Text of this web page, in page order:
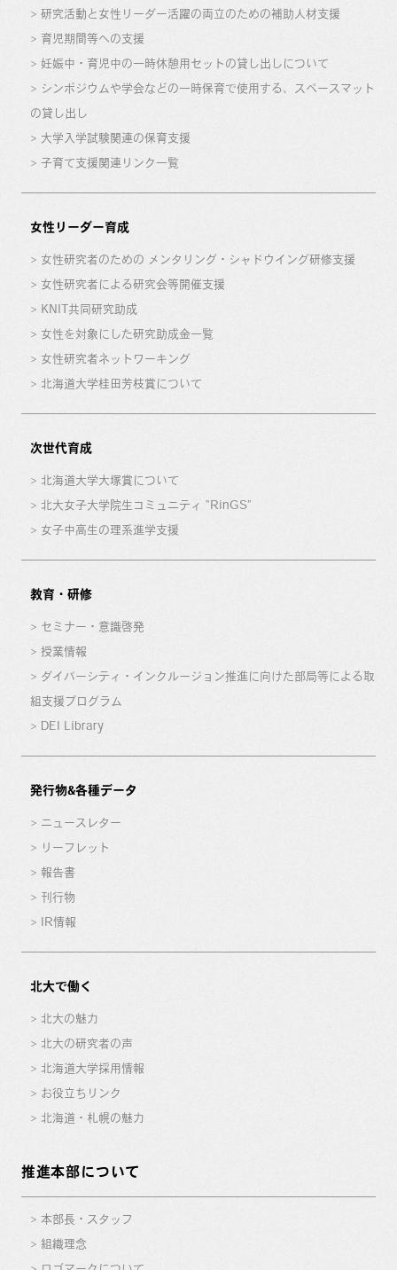
研究活動と女性リーダー活躍の両立のための補助人材支援
育児期間等への支援
妊娠中・育児中の一時休憩用セットの貸し出しについて
シンポジウムや学会などの一時保育で使用する、スペースマット
の貸し出し
大学入学試験関連の保育支援
子育て支援関連リンク一覧
女性リーダー育成
女性研究者のための メンタリング・シャドウイング研修支援
女性研究者による研究会等開催支援
KNIT共同研究助成
女性を対象にした研究助成金一覧
女性研究者ネットワーキング
北海道大学桂田芳枝賞について
次世代育成
北海道大学大塚賞について
北大女子大学院生コミュニティ “RinGS”
女子中高生の理系進学支援
教育・研修
セミナー・意識啓発
授業情報
ダイバーシティ・インクルージョン推進に向けた部局等による取
組支援プログラム
DEI Library
発行物&各種データ
ニュースレター
リーフレット
報告書
刊行物
IR情報
北大で働く
北大の魅力
北大の研究者の声
北海道大学採用情報
お役立ちリンク
北海道・札幌の魅力
推進本部について
本部長・スタッフ
組織理念